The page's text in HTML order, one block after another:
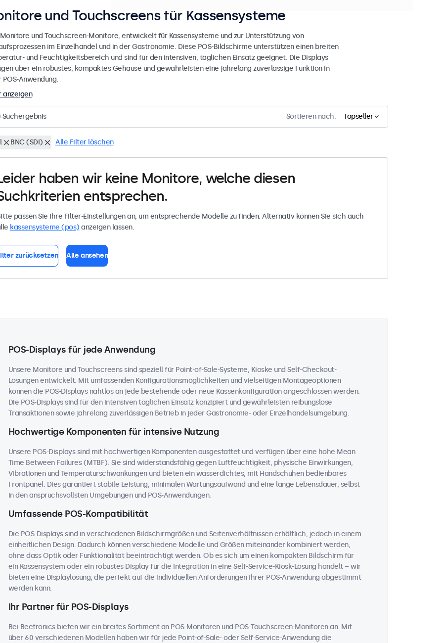
und Touchscreens für Kassensysteme
Monitore und Touchscreen-Monitore, entwickelt für Kassensysteme und zur Unterstützung von
im Einzelhandel und in der Gastronomie. Diese POS-Bildschirme unterstützen einen breiten
und Feuchtigkeitsbereich und sind für den intensiven, täglichen Einsatz geeignet. Die Displays
über ein robustes, kompaktes Gehäuse und gewährleisten eine jahrelang zuverlässige Funktion in
POS-Anwendung.
anzeigen
Suchergebnis Sortieren nach: Topseller
BNC (SDI) Alle Filter löschen
haben wir keine Monitore, welche diesen
entsprechen.
passen Sie Ihre Filter-Einstellungen an, um entsprechende Modelle zu finden. Alternativ können Sie sich auch
kassensysteme (pos) anzeigen lassen.
zurücksetzen Alle ansehen
POS-Displays für jede Anwendung
Unsere Monitore und Touchscreens sind speziell für Point-of-Sale-Systeme, Kioske und Self-Checkout-
Lösungen entwickelt. Mit umfassenden Konfigurationsmöglichkeiten und vielseitigen Montageoptionen
können die POS-Displays nahtlos an jede bestehende oder neue Kassenkonfiguration angeschlossen werden.
Die POS-Displays sind für den intensiven täglichen Einsatz konzipiert und gewährleisten reibungslose
Transaktionen sowie jahrelang zuverlässigen Betrieb in jeder Gastronomie- oder Einzelhandelsumgebung.
Hochwertige Komponenten für intensive Nutzung
Unsere POS-Displays sind mit hochwertigen Komponenten ausgestattet und verfügen über eine hohe Mean
Time Between Failures (MTBF). Sie sind widerstandsfähig gegen Luftfeuchtigkeit, physische Einwirkungen,
Vibrationen und Temperaturschwankungen und bieten ein wasserdichtes, mit Handschuhen bedienbares
Frontpanel. Dies garantiert stabile Leistung, minimalen Wartungsaufwand und eine lange Lebensdauer, selbst
in den anspruchsvollsten Umgebungen und POS-Anwendungen.
Umfassende POS-Kompatibilität
Die POS-Displays sind in verschiedenen Bildschirmgrößen und Seitenverhältnissen erhältlich, jedoch in einem
einheitlichen Design. Dadurch können verschiedene Modelle und Größen miteinander kombiniert werden,
ohne dass Optik oder Funktionalität beeinträchtigt werden. Ob es sich um einen kompakten Bildschirm für
ein Kassensystem oder ein robustes Display für die Integration in eine Self-Service-Kiosk-Lösung handelt – wir
bieten eine Displaylösung, die perfekt auf die individuellen Anforderungen Ihrer POS-Anwendung abgestimmt
werden kann.
Ihr Partner für POS-Displays
Bei Beetronics bieten wir ein breites Sortiment an POS-Monitoren und POS-Touchscreen-Monitoren an. Mit
über 60 verschiedenen Modellen haben wir für jede Point-of-Sale- oder Self-Service-Anwendung die